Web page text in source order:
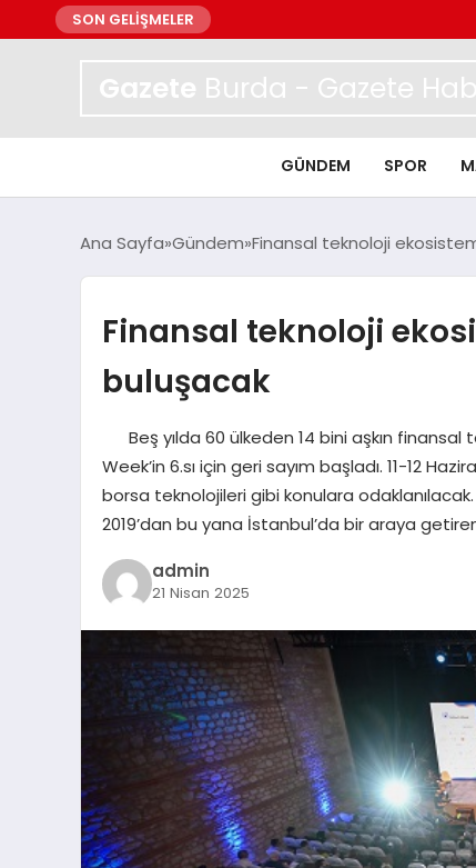
SON GELİŞMELER
Gazete Burda - Gazete
GÜNDEM SPOR
Ana Sayfa Gündem Finansal teknoloji
Finansal teknoloji
buluşacak
Beş yılda 60 ülkeden 14 bini aşkın
Week’in 6.sı için geri sayım başladı. 11-12
borsa teknolojileri gibi konulara
2019’dan bu yana İstanbul’da bir araya
admin
21 Nisan 2025